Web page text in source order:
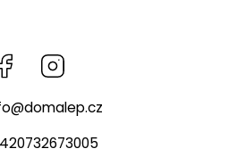
Facebook
@domalep.cz